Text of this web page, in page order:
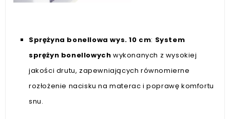
Sprężyna bonellowa wys. 10 cm: System
sprężyn bonellowych wykonanych z wysokiej
jakości drutu, zapewniających równomierne
rozłożenie nacisku na materac i poprawę komfortu
snu.